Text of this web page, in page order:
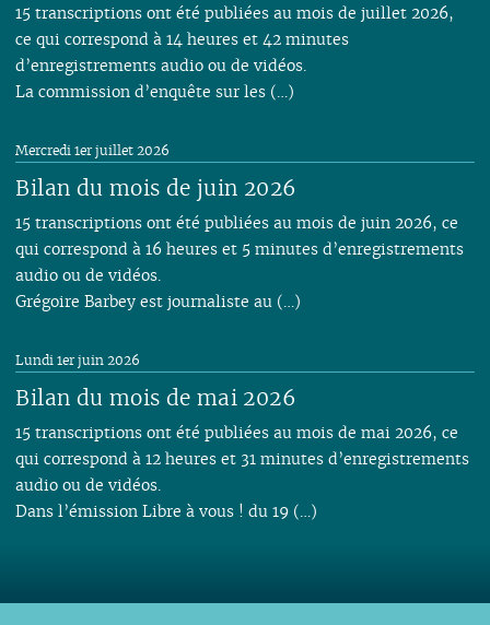
15 transcriptions ont été publiées au mois de juillet 2026,
ce qui correspond à 14 heures et 42 minutes
d’enregistrements audio ou de vidéos.
La commission d’enquête sur les (…)
Bilan du mois de juin 2026
Mercredi 1er juillet 2026
15 transcriptions ont été publiées au mois de juin 2026, ce
qui correspond à 16 heures et 5 minutes d’enregistrements
audio ou de vidéos.
Grégoire Barbey est journaliste au (…)
Bilan du mois de mai 2026
Lundi 1er juin 2026
15 transcriptions ont été publiées au mois de mai 2026, ce
qui correspond à 12 heures et 31 minutes d’enregistrements
audio ou de vidéos.
Dans l’émission Libre à vous ! du 19 (…)